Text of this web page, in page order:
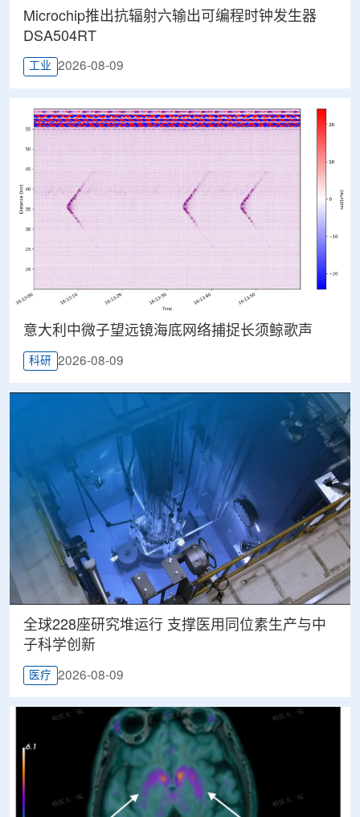
Microchip推出抗辐射六输出可编程时钟发生器
DSA504RT
工业 2026-08-09
意大利中微子望远镜海底网络捕捉长须鲸歌声
科研 2026-08-09
全球228座研究堆运行 支撑医用同位素生产与中
子科学创新
医疗 2026-08-09